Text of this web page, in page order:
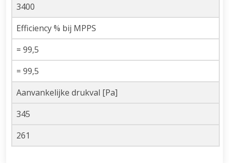
3400
Efficiency % bij MPPS
= 99,5
= 99,5
Aanvankelijke drukval [Pa]
345
261